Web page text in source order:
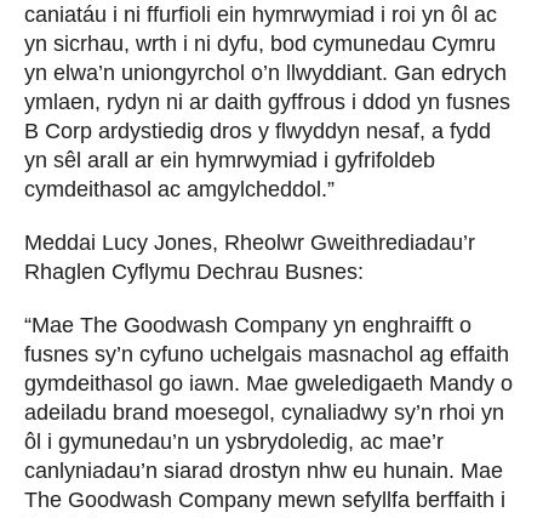
caniatáu i ni ffurfioli ein hymrwymiad i roi yn ôl ac
yn sicrhau, wrth i ni dyfu, bod cymunedau Cymru
yn elwa’n uniongyrchol o’n llwyddiant. Gan edrych
ymlaen, rydyn ni ar daith gyffrous i ddod yn fusnes
B Corp ardystiedig dros y flwyddyn nesaf, a fydd
yn sêl arall ar ein hymrwymiad i gyfrifoldeb
cymdeithasol ac amgylcheddol.”
Meddai Lucy Jones, Rheolwr Gweithrediadau’r
Rhaglen Cyflymu Dechrau Busnes:
“Mae The Goodwash Company yn enghraifft o
fusnes sy’n cyfuno uchelgais masnachol ag effaith
gymdeithasol go iawn. Mae gweledigaeth Mandy o
adeiladu brand moesegol, cynaliadwy sy’n rhoi yn
ôl i gymunedau’n un ysbrydoledig, ac mae’r
canlyniadau’n siarad drostyn nhw eu hunain. Mae
The Goodwash Company mewn sefyllfa berffaith i